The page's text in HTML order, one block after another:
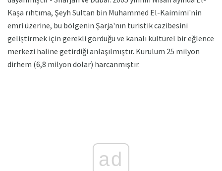
Kaşa rıhtıma, Şeyh Sultan bin Muhammed El-Kaimimi'nin
emri üzerine, bu bölgenin Şarja'nın turistik cazibesini
geliştirmek için gerekli gördüğü ve kanalı kültürel bir eğlence
merkezi haline getirdiği anlaşılmıştır. Kurulum 25 milyon
dirhem (6,8 milyon dolar) harcanmıştır.
ad